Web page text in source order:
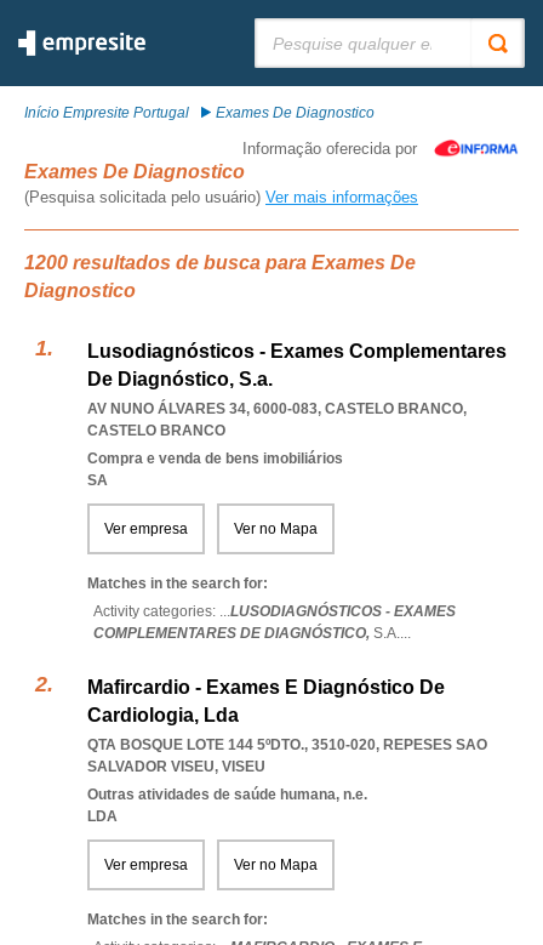
Início Empresite Portugal Exames De Diagnostico
Informação oferecida por
Exames De Diagnostico
(Pesquisa solicitada pelo usuário) Ver mais informações
1200 resultados de busca para Exames De
Diagnostico
Lusodiagnósticos - Exames Complementares
De Diagnóstico, S.a.
AV NUNO ÁLVARES 34, 6000-083, CASTELO BRANCO,
CASTELO BRANCO
Compra e venda de bens imobiliários
SA
Ver empresa Ver no Mapa
Matches in the search for:
Activity categories: ...LUSODIAGNÓSTICOS - EXAMES
COMPLEMENTARES DE DIAGNÓSTICO, S.A....
Mafircardio - Exames E Diagnóstico De
Cardiologia, Lda
QTA BOSQUE LOTE 144 5ºDTO., 3510-020, REPESES SAO
SALVADOR VISEU, VISEU
Outras atividades de saúde humana, n.e.
LDA
Ver empresa Ver no Mapa
Matches in the search for: